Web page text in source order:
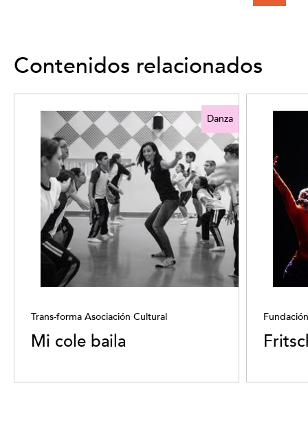
Contenidos relacionados
Danza
Trans-forma Asociación Cultural
Mi cole baila